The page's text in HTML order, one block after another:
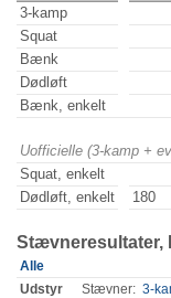
3-kamp
Squat
Bænk
Dødløft
Bænk, enkelt
Uofficielle (3-kamp +
Squat, enkelt
Dødløft, enkelt
180
Stævneresultater,
Alle
Udstyr
Stævner: 3-